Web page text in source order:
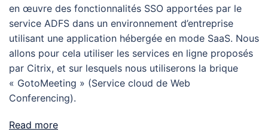
en œuvre des fonctionnalités SSO apportées par le
service ADFS dans un environnement d’entreprise
utilisant une application hébergée en mode SaaS. Nous
allons pour cela utiliser les services en ligne proposés
par Citrix, et sur lesquels nous utiliserons la brique
« GotoMeeting » (Service cloud de Web
Conferencing).
Read more